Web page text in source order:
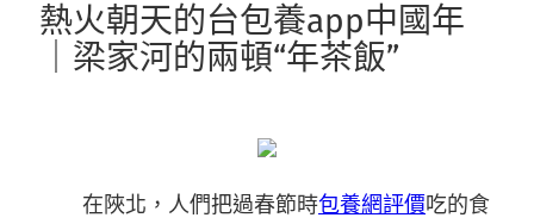
熱火朝天的台包養app中國年
｜梁家河的兩頓“年茶飯”
在陜北，人們把過春節時包養網評價吃的食